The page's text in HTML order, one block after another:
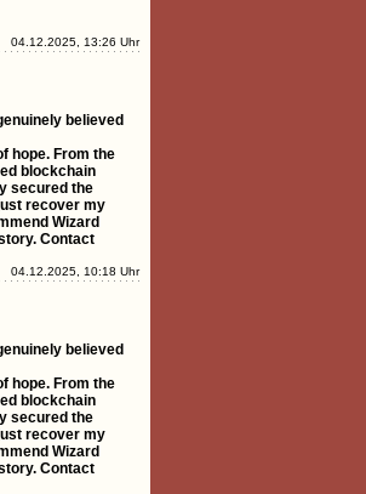
04.12.2025, 13:26 Uhr
believed
hope. From the
blockchain
secured the
recover my
Wizard
Contact
04.12.2025, 10:18 Uhr
believed
hope. From the
blockchain
secured the
recover my
Wizard
Contact